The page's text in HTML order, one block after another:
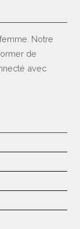
Notre
de
avec